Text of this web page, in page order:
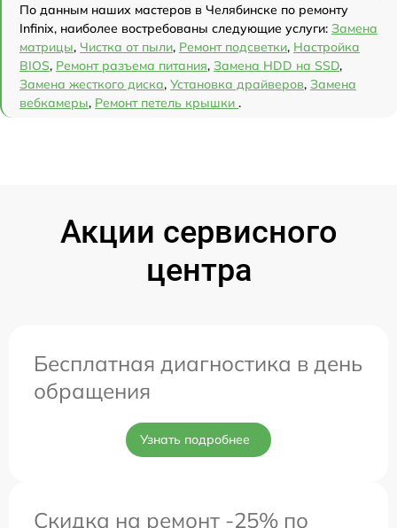
По данным наших мастеров в Челябинске по ремонту
Infinix, наиболее востребованы следующие услуги: Замена
матрицы, Чистка от пыли, Ремонт подсветки, Настройка
BIOS, Ремонт разъема питания, Замена HDD на SSD,
Замена жесткого диска, Установка драйверов, Замена
вебкамеры, Ремонт петель крышки .
Акции сервисного
центра
Бесплатная диагностика в день
обращения
Узнать подробнее
Скидка на ремонт -25% по